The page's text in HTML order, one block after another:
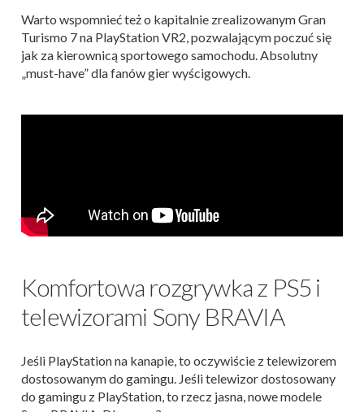
Warto wspomnieć też o kapitalnie zrealizowanym Gran
Turismo 7 na PlayStation VR2, pozwalającym poczuć się
jak za kierownicą sportowego samochodu. Absolutny
„must-have” dla fanów gier wyścigowych.
Komfortowa rozgrywka z PS5 i
telewizorami Sony BRAVIA
Jeśli PlayStation na kanapie, to oczywiście z telewizorem
dostosowanym do gamingu. Jeśli telewizor dostosowany
do gamingu z PlayStation, to rzecz jasna, nowe modele